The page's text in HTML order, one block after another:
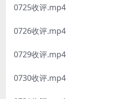
0725收评.mp4
0726收评.mp4
0729收评.mp4
0730收评.mp4